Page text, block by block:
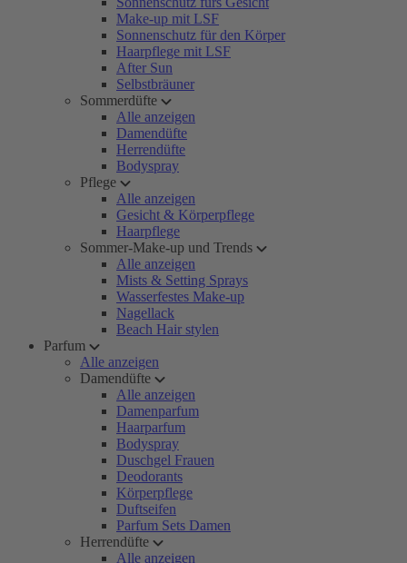
Make-up mit LSF
Sonnenschutz für den Körper
Haarpflege mit LSF
After Sun
Selbstbräuner
Sommerdüfte
Alle anzeigen
Damendüfte
Herrendüfte
Bodyspray
Pflege
Alle anzeigen
Gesicht & Körperpflege
Haarpflege
Sommer-Make-up und Trends
Alle anzeigen
Mists & Setting Sprays
Wasserfestes Make-up
Nagellack
Beach Hair stylen
Parfum
Alle anzeigen
Damendüfte
Alle anzeigen
Damenparfum
Haarparfum
Bodyspray
Duschgel Frauen
Deodorants
Körperpflege
Duftseifen
Parfum Sets Damen
Herrendüfte
Alle anzeigen